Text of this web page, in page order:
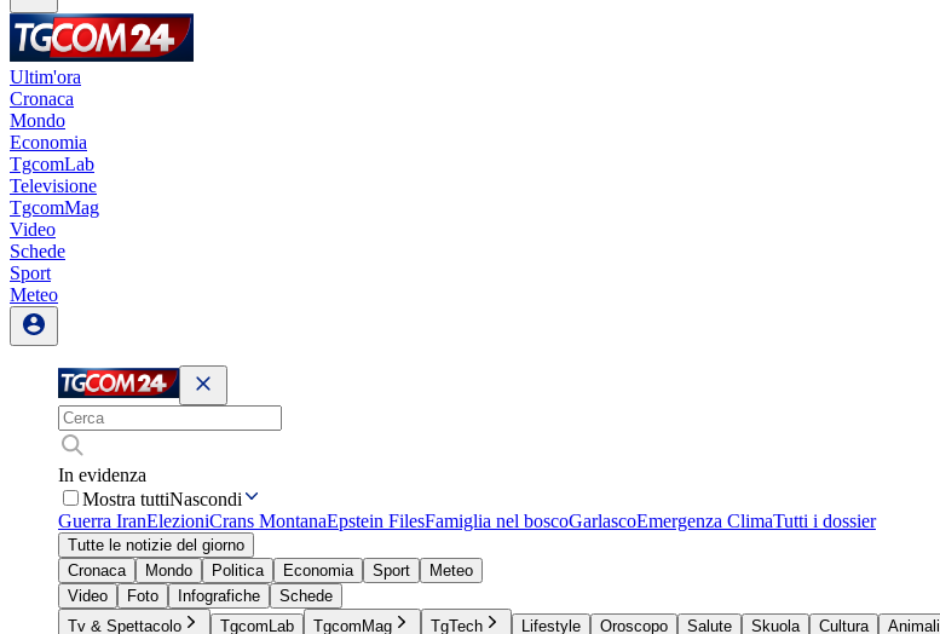
Ultim'ora
Cronaca
Mondo
Economia
TgcomLab
Televisione
TgcomMag
Video
Schede
Sport
Meteo
In evidenza
Mostra tuttiNascondi
Guerra IranElezioniCrans MontanaEpstein FilesFamiglia nel boscoGarlascoEmergenza ClimaTutti i dossier
Tutte le notizie del giorno
Cronaca
Mondo Politica Economia Sport
Meteo
Video
Foto Infografiche
Schede
Tv & Spettacolo
TgcomLab TgcomMag TgTech Lifestyle Oroscopo Salute Skuola Cultura Animali